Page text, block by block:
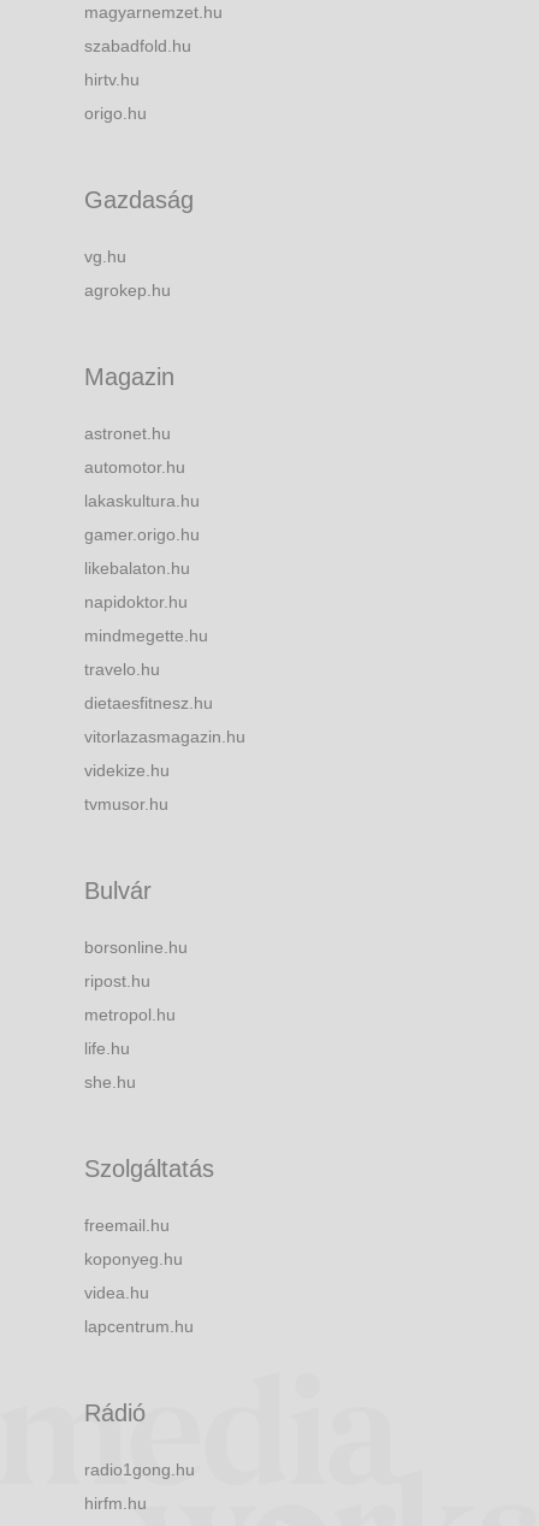
magyarnemzet.hu
szabadfold.hu
hirtv.hu
origo.hu
Gazdaság
vg.hu
agrokep.hu
Magazin
astronet.hu
automotor.hu
lakaskultura.hu
gamer.origo.hu
likebalaton.hu
napidoktor.hu
mindmegette.hu
travelo.hu
dietaesfitnesz.hu
vitorlazasmagazin.hu
videkize.hu
tvmusor.hu
Bulvár
borsonline.hu
ripost.hu
metropol.hu
life.hu
she.hu
Szolgáltatás
freemail.hu
koponyeg.hu
videa.hu
lapcentrum.hu
Rádió
radio1gong.hu
hirfm.hu